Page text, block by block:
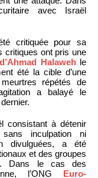
avec Israël
critiquée pour sa
critiques ont pris une
Halawehle
été la cible d’une
répétés de
a balayé le
consistant à détenir
sans inculpation ni
divulguées, a été
et des groupes
Dans le cas des
l’ONG Euro-